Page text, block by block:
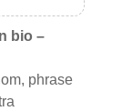
bio –
phrase